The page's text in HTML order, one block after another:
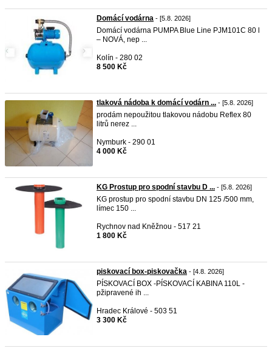
Domácí vodárna - [5.8. 2026]
Domácí vodárna PUMPA Blue Line PJM101C 80 l
– NOVÁ, nep ...
Kolín - 280 02
8 500 Kč
tlaková nádoba k domácí vodárn ... - [5.8. 2026]
prodám nepoužitou tlakovou nádobu Reflex 80
litrů nerez ...
Nymburk - 290 01
4 000 Kč
KG Prostup pro spodní stavbu D ... - [5.8. 2026]
KG prostup pro spodní stavbu DN 125 /500 mm,
límec 150 ...
Rychnov nad Kněžnou - 517 21
1 800 Kč
piskovací box-piskovačka - [4.8. 2026]
PÍSKOVACÍ BOX -PÍSKOVACÍ KABINA 110L -
pžipravené ih ...
Hradec Králové - 503 51
3 300 Kč